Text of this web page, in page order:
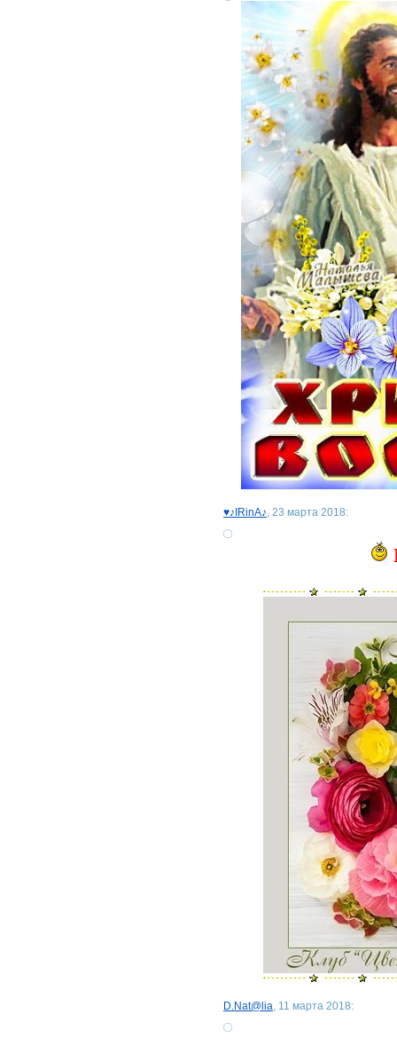
♥♪IRinA♪, 23 марта 2018:
D.Nat@lia, 11 марта 2018: